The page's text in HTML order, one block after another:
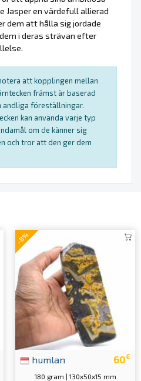
Jasper en värdefull allierad
dem att hålla sig jordade
i deras strävan efter
att kopplingen mellan
främst är baserad
andliga föreställningar.
kan använda varje typ
om de känner sig
och tror att den ger dem
-8%
60€
humlan
180 gram | 130x50x15 mm